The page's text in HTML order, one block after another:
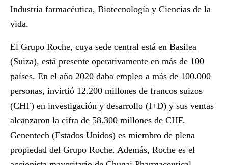
Industria farmacéutica, Biotecnología y Ciencias de la
vida.
El Grupo Roche, cuya sede central está en Basilea
(Suiza), está presente operativamente en más de 100
países. En el año 2020 daba empleo a más de 100.000
personas, invirtió 12.200 millones de francos suizos
(CHF) en investigación y desarrollo (I+D) y sus ventas
alcanzaron la cifra de 58.300 millones de CHF.
Genentech (Estados Unidos) es miembro de plena
propiedad del Grupo Roche. Además, Roche es el